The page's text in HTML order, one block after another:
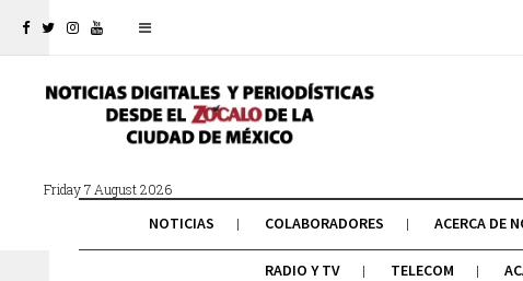
Friday 7 August 2026
NOTICIAS COLABORADORES ACERCA DE
RADIO Y TV TELECOM